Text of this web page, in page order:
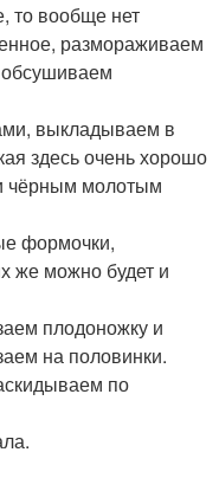
то вообще нет
размораживаем
обсушиваем
выкладываем в
здесь очень хорошо
чёрным молотым
формочки,
же можно будет и
плодоножку и
на половинки.
по